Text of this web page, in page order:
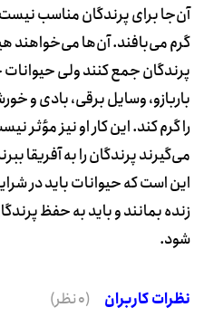
آن‌جا برای پرندگان مناسب
گرم می‌بافند. آن‌ها می‌خواهند
پرندگان جمع کنند ولی
باربازو، وسایل برقی، بادی و
را گرم کند. این کار او نیز مؤثر
می‌گیرند پرندگان را به آفریقا
این است که حیوانات باید در
زنده بمانند و باید به حفظ
شود.
نظرات کاربران (0 نظر)